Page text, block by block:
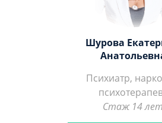
Шурова
Психиатр,
Стаж 14 лет